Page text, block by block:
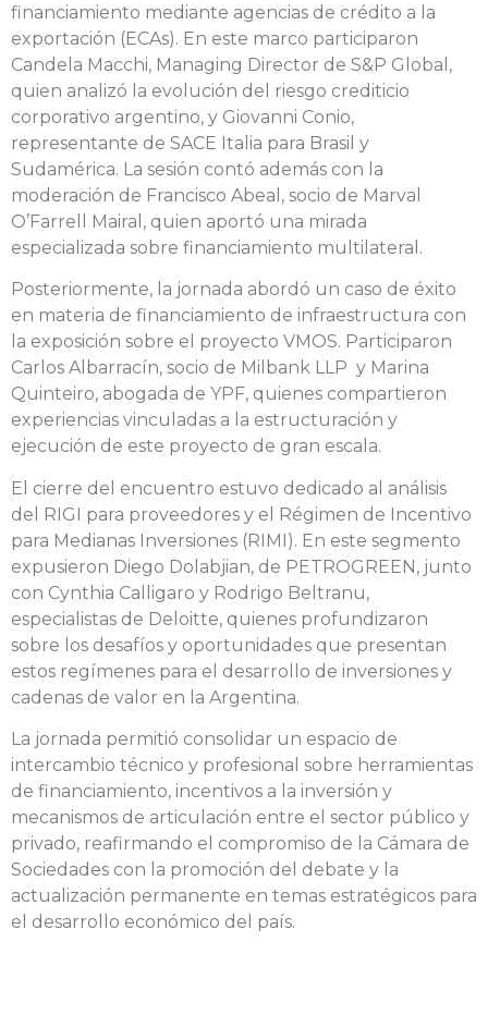
financiamiento mediante agencias de crédito a la
exportación (ECAs). En este marco participaron
Candela Macchi, Managing Director de S&P Global,
quien analizó la evolución del riesgo crediticio
corporativo argentino, y Giovanni Conio,
representante de SACE Italia para Brasil y
Sudamérica. La sesión contó además con la
moderación de Francisco Abeal, socio de Marval
O’Farrell Mairal, quien aportó una mirada
especializada sobre financiamiento multilateral.
Posteriormente, la jornada abordó un caso de éxito
en materia de financiamiento de infraestructura con
la exposición sobre el proyecto VMOS. Participaron
Carlos Albarracín, socio de Milbank LLP y Marina
Quinteiro, abogada de YPF, quienes compartieron
experiencias vinculadas a la estructuración y
ejecución de este proyecto de gran escala.
El cierre del encuentro estuvo dedicado al análisis
del RIGI para proveedores y el Régimen de Incentivo
para Medianas Inversiones (RIMI). En este segmento
expusieron Diego Dolabjian, de PETROGREEN, junto
con Cynthia Calligaro y Rodrigo Beltranu,
especialistas de Deloitte, quienes profundizaron
sobre los desafíos y oportunidades que presentan
estos regímenes para el desarrollo de inversiones y
cadenas de valor en la Argentina.
La jornada permitió consolidar un espacio de
intercambio técnico y profesional sobre herramientas
de financiamiento, incentivos a la inversión y
mecanismos de articulación entre el sector público y
privado, reafirmando el compromiso de la Cámara de
Sociedades con la promoción del debate y la
actualización permanente en temas estratégicos para
el desarrollo económico del país.